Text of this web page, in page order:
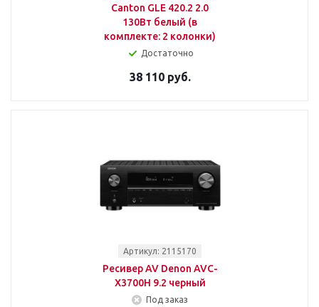
Canton GLE 420.2 2.0
130Вт белый (в
комплекте: 2 колонки)
Достаточно
38 110 руб.
Артикул: 2115170
Ресивер AV Denon AVC-
X3700H 9.2 черный
Под заказ